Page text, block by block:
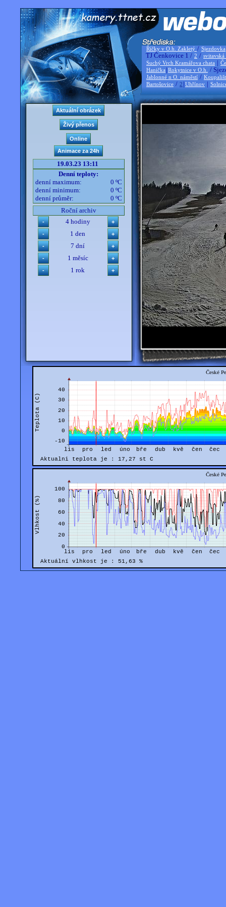
Říčky v O.h. Zakletý / Sjezdovka
TJ Čenkovice 1 / 2 / svitavská
Suchý Vrch Kramářova chata |
Hanička |Rokytnice v O.h. /
Jablonné n O. náměstí /
Bartošovice / 2 |Uhřínov |
19.03.23 13:11
Denní teploty:
denní maximum:
0 ºC
denní minimum:
0 ºC
denní průměr:
0 ºC
Roční archiv
4 hodiny
1 den
7 dní
1 měsíc
1 rok